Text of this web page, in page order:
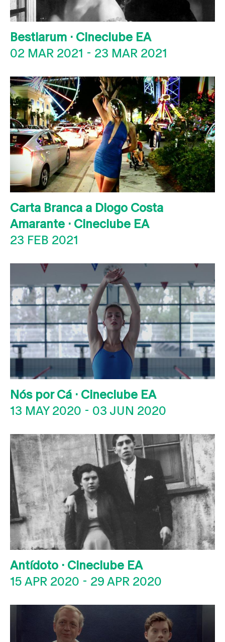
Bestiarum · Cineclube EA
02 MAR 2021 - 23 MAR 2021
Carta Branca a Diogo Costa
Amarante · Cineclube EA
23 FEB 2021
Nós por Cá · Cineclube EA
13 MAY 2020 - 03 JUN 2020
Antídoto · Cineclube EA
15 APR 2020 - 29 APR 2020